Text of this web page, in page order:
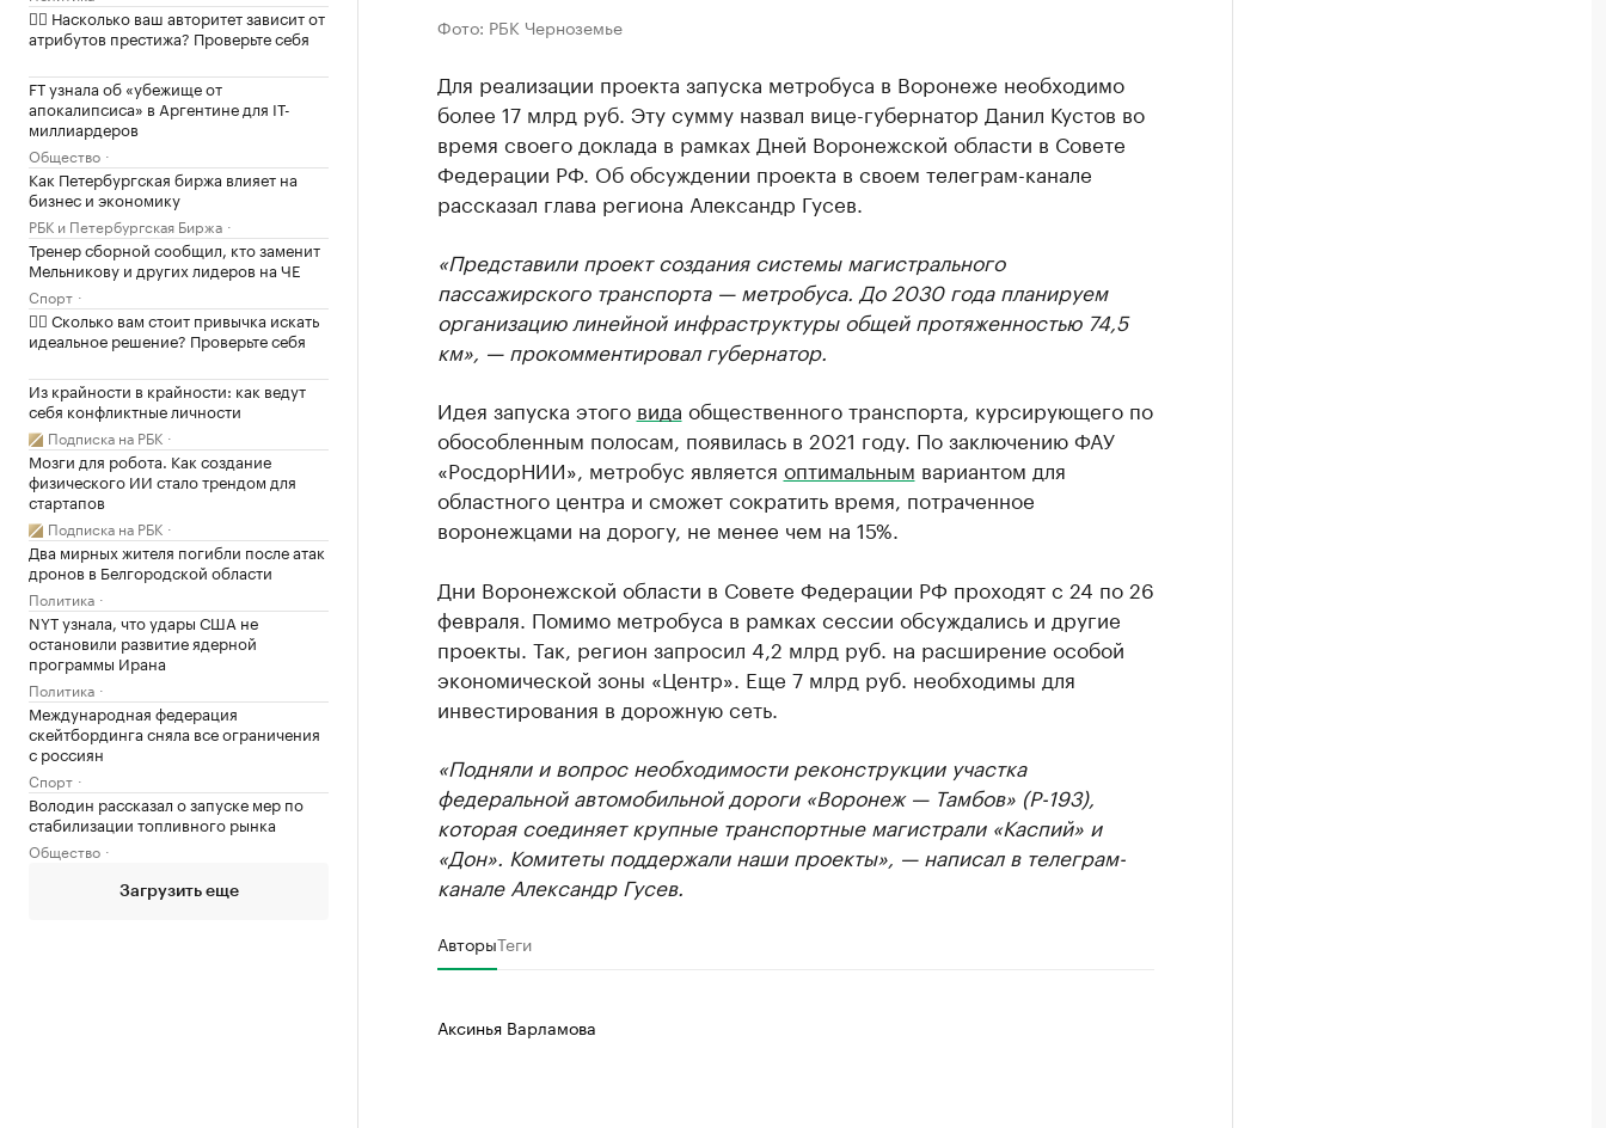
✍🏻 Насколько ваш авторитет зависит от
атрибутов престижа? Проверьте себя
FT узнала об «убежище от
апокалипсиса» в Аргентине для IT-
миллиардеров
Общество
Как Петербургская биржа влияет на
бизнес и экономику
РБК и Петербургская Биржа
Тренер сборной сообщил, кто заменит
Мельникову и других лидеров на ЧЕ
Спорт
✍🏻 Сколько вам стоит привычка искать
идеальное решение? Проверьте себя
Из крайности в крайности: как ведут
себя конфликтные личности
Подписка на РБК
Мозги для робота. Как создание
физического ИИ стало трендом для
стартапов
Подписка на РБК
Два мирных жителя погибли после атак
дронов в Белгородской области
Политика
NYT узнала, что удары США не
остановили развитие ядерной
программы Ирана
Политика
Международная федерация
скейтбординга сняла все ограничения
с россиян
Спорт
Володин рассказал о запуске мер по
стабилизации топливного рынка
Общество
Загрузить еще
Фото: РБК Черноземье
Для реализации проекта запуска метробуса в Воронеже необходимо
более 17 млрд руб. Эту сумму назвал вице-губернатор Данил Кустов во
время своего доклада в рамках Дней Воронежской области в Совете
Федерации РФ. Об обсуждении проекта в своем телеграм-канале
рассказал глава региона Александр Гусев.
«Представили проект создания системы магистрального
пассажирского транспорта — метробуса. До 2030 года планируем
организацию линейной инфраструктуры общей протяженностью 74,5
км», — прокомментировал губернатор.
Идея запуска этого вида общественного транспорта, курсирующего по
обособленным полосам, появилась в 2021 году. По заключению ФАУ
«РосдорНИИ», метробус является оптимальным вариантом для
областного центра и сможет сократить время, потраченное
воронежцами на дорогу, не менее чем на 15%.
Дни Воронежской области в Совете Федерации РФ проходят с 24 по 26
февраля. Помимо метробуса в рамках сессии обсуждались и другие
проекты. Так, регион запросил 4,2 млрд руб. на расширение особой
экономической зоны «Центр». Еще 7 млрд руб. необходимы для
инвестирования в дорожную сеть.
«Подняли и вопрос необходимости реконструкции участка
федеральной автомобильной дороги «Воронеж — Тамбов» (Р-193),
которая соединяет крупные транспортные магистрали «Каспий» и
«Дон». Комитеты поддержали наши проекты», — написал в телеграм-
канале Александр Гусев.
АвторыТеги
Аксинья Варламова